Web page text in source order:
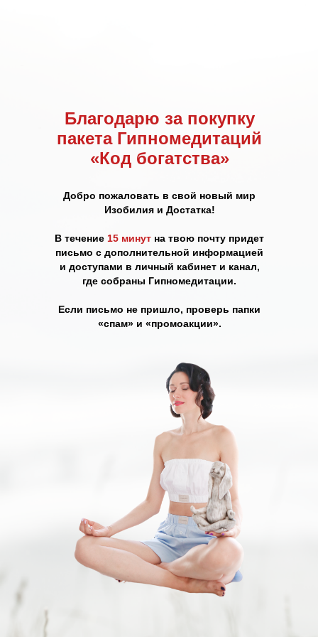
Благодарю за покупку
пакета Гипномедитаций
«Код богатства»
Добро пожаловать в свой новый мир
Изобилия и Достатка!
В течение 15 минут на твою почту придет
письмо с дополнительной информацией
и доступами в личный кабинет и канал,
где собраны Гипномедитации.
Если письмо не пришло, проверь папки
«спам» и «промоакции».